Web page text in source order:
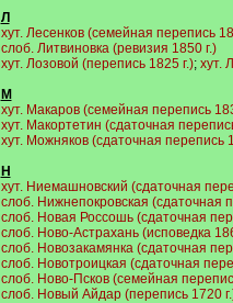
Л
хут. Лесенков (семейная перепись
слоб. Литвиновка (ревизия 1850 г.)
хут. Лозовой (перепись 1825 г.); хут.
М
хут. Макаров (семейная перепись
хут. Макортетин (сдаточная
хут. Можняков (сдаточная перепись
Н
хут. Ниемашновский (сдаточная
слоб. Нижнепокровская (сдаточная
слоб. Новая Россошь (сдаточная
слоб. Ново-Астрахань (исповедка
слоб. Новозакамянка (сдаточная
слоб. Новотроицкая (сдаточная
слоб. Ново-Псков (семейная
слоб. Новый Айдар (перепись 1720